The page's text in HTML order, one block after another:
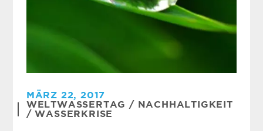
MÄRZ 22, 2017
WELTWASSERTAG /
NACHHALTIGKEIT
/WASSERKRISE